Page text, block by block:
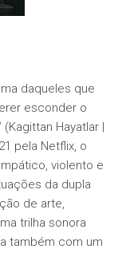
daqueles que
esconder o
Hayatlar |
pela Netflix, o
violento e
da dupla
de arte,
trilha sonora
também com um